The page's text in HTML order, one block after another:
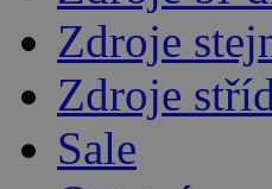
Zdroje
Zdroje
Sale